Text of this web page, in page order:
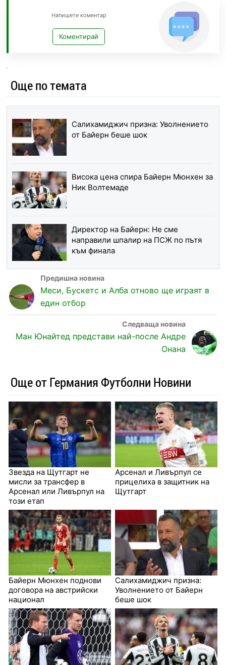
Напишете коментар
Коментирай
Още по темата
Салихамиджич призна: Уволнението
от Байерн беше шок
Висока цена спира Байерн Мюнхен за
Ник Волтемаде
Директор на Байерн: Не сме
направили шпалир на ПСЖ по пътя
към финала
Меси, Бускетс и Алба отново ще играят в
един отбор
Ман Юнайтед представи най-после Андре
Онана
Още от Германия Футболни Новини
Звезда на Щутгарт не
мисли за трансфер в
Арсенал или Ливърпул на
този етап
Арсенал и Ливърпул се
прицелиха в защитник на
Щутгарт
Байерн Мюнхен поднови
договора на австрийски
национал
Салихамиджич призна:
Уволнението от Байерн
беше шок